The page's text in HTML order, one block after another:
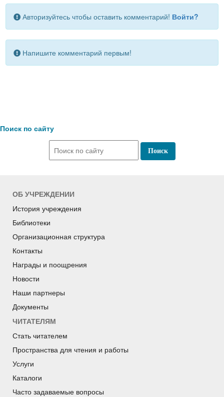
Авторизуйтесь чтобы оставить комментарий! Войти?
Напишите комментарий первым!
Поиск по сайту
ОБ УЧРЕЖДЕНИИ
История учреждения
Библиотеки
Организационная структура
Контакты
Награды и поощрения
Новости
Наши партнеры
Документы
ЧИТАТЕЛЯМ
Стать читателем
Пространства для чтения и работы
Услуги
Каталоги
Часто задаваемые вопросы